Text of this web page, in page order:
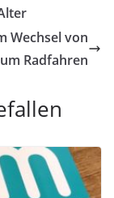
Wechsel von
Radfahren